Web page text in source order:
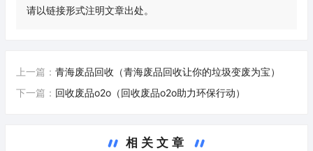
请以链接形式注明文章出处。
上一篇： 青海废品回收（青海废品回收让你的垃圾变废为宝）
下一篇： 回收废品o2o（回收废品o2o助力环保行动）
相关文章